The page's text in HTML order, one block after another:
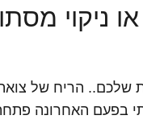
ניקוי
שלכם.. הריח של
בפעם האחרונה